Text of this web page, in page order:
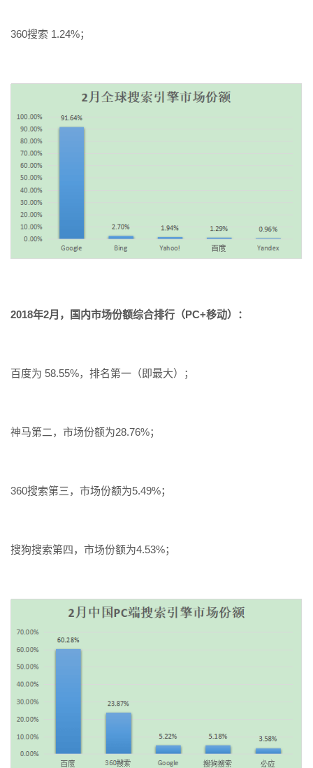
360搜索 1.24%；
2018年2月，国内市场份额综合排行（PC+移动）：
百度为 58.55%，排名第一（即最大）；
神马第二，市场份额为28.76%；
360搜索第三，市场份额为5.49%；
搜狗搜索第四，市场份额为4.53%；